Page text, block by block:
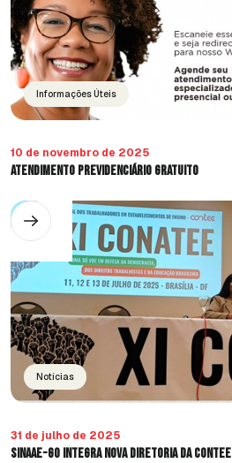
Informações Úteis
10 de novembro de 2025
Atendimento Previdenciário Gratuito
Notícias
31 de julho de 2025
SINAAE-GO integra nova diretoria da